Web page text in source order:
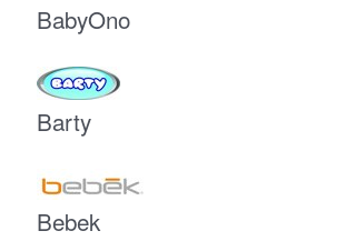
BabyOno
Barty
Bebek